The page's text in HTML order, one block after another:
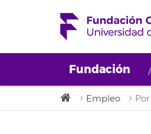
Fundación
Empleo